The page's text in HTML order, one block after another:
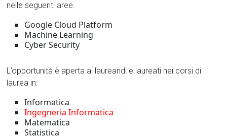
nelle seguenti aree:
Google Cloud Platform
Machine Learning
Cyber Security
L’opportunità è aperta ai laureandi e laureati nei corsi di
laurea in:
Informatica
Ingegneria Informatica
Matematica
Statistica